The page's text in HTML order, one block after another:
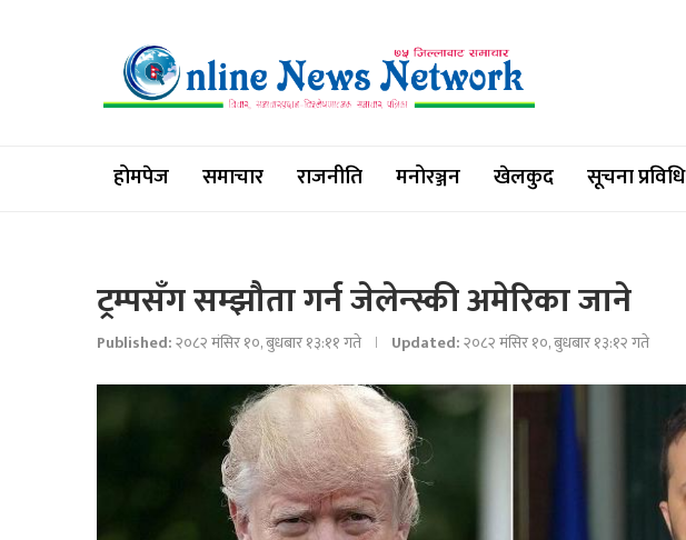
होमपेज समाचार राजनीति मनोरञ्जन खेलकुद सूचना प्रविधि
ट्रम्पसँग सम्झौता गर्न जेलेन्स्की अमेरिका जाने
Published:२०८२ मंसिर १०, बुधबार १३:११ गते Updated:२०८२ मंसिर १०, बुधबार १३:१२ गते